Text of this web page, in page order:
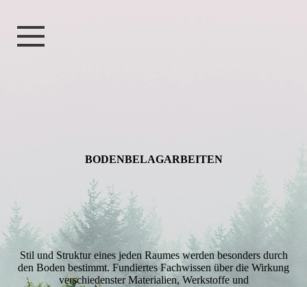
BODEN­­BELAG­­ARBEITEN
Stil und Struktur eines jeden Raumes werden besonders durch
den Boden bestimmt. Fundiertes Fachwissen über die Wirkung
verschiedenster Materialien, Werkstoffe und